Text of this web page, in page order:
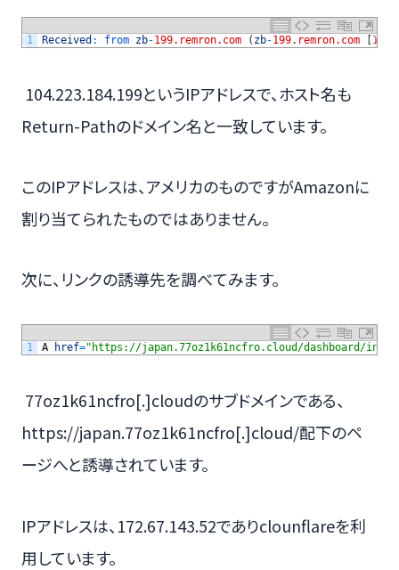
1 Received : from zb-199.remron.com ( zb-199.remron.com
104.223.184.199というIPアドレスで、ホスト名も
Return-Pathのドメイン名と一致しています。
このIPアドレスは、アメリカのものですがAmazonに
割り当てられたものではありません。
次に、リンクの誘導先を調べてみます。
1 A href="https://japan.77oz1k61ncfro.cloud/dashboard/
77oz1k61ncfro[.]cloudのサブドメインである、
https://japan.77oz1k61ncfro[.]cloud/配下のペ
ージへと誘導されています。
IPアドレスは、172.67.143.52でありclounflareを利
用しています。